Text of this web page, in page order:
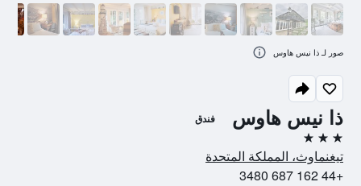
ذا نيس هاوس فندق
3 نجوم
تيغنماوث، المملكة المتحدة
+44 162 687 3480
صور لـ ذا نيس هاوس